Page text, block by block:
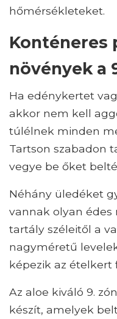
hőmérsékleteket.
Konténeres
növények a
Ha edénykertet
akkor nem kell
túlélnek minden
Tartson szabadon
vegye be őket
Néhány üledéket
vannak olyan édes
tartály széleitől a
nagyméretű
képezik az ételkert
Az aloe kiváló 9.
készít, amelyek